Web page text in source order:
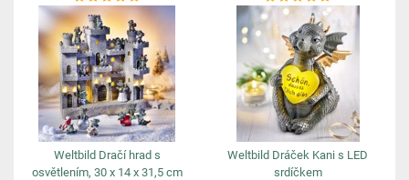
Weltbild Dračí hrad s
osvětlením, 30 x 14 x 31,5 cm
Weltbild Dráček Kani s LED
srdíčkem